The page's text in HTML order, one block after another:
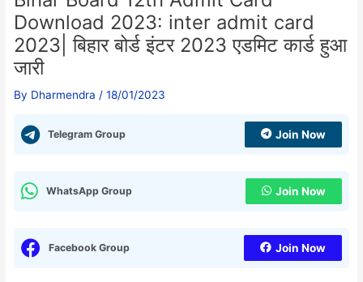
Download 2023: inter admit card
2023| बिहार बोर्ड इंटर 2023 एडमिट कार्ड हुआ
जारी
By Dharmendra /18/01/2023
Telegram Group Join Now
WhatsApp Group Join Now
Facebook Group Join Now